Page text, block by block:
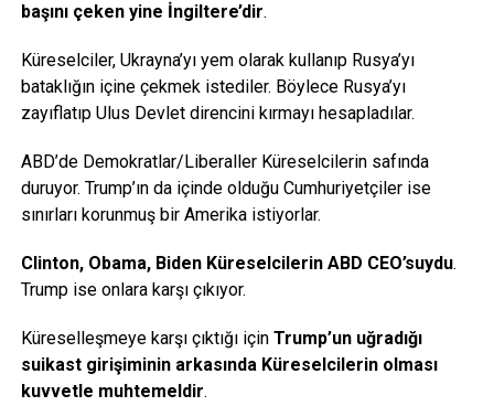
başını çeken yine İngiltere’dir.
Küreselciler, Ukrayna’yı yem olarak kullanıp Rusya’yı
bataklığın içine çekmek istediler. Böylece Rusya’yı
zayıflatıp Ulus Devlet direncini kırmayı hesapladılar.
ABD’de Demokratlar/Liberaller Küreselcilerin safında
duruyor. Trump’ın da içinde olduğu Cumhuriyetçiler ise
sınırları korunmuş bir Amerika istiyorlar.
Clinton, Obama, Biden Küreselcilerin ABD CEO’suydu.
Trump ise onlara karşı çıkıyor.
Küreselleşmeye karşı çıktığı için Trump’un uğradığı
suikast girişiminin arkasında Küreselcilerin olması
kuvvetle muhtemeldir.